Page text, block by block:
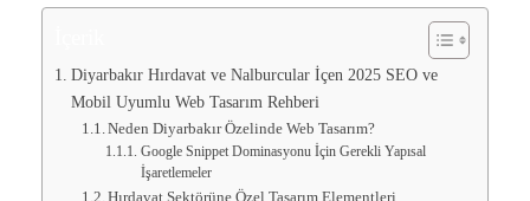
Diyarbakır Hırdavat ve Nalburcular İçen 2025 SEO ve
Mobil Uyumlu Web Tasarım Rehberi
Neden Diyarbakır Özelinde Web Tasarım?
Google Snippet Dominasyonu İçin Gerekli Yapısal
İşaretlemeler
Hırdavat Sektörüne Özel Tasarım Elementleri